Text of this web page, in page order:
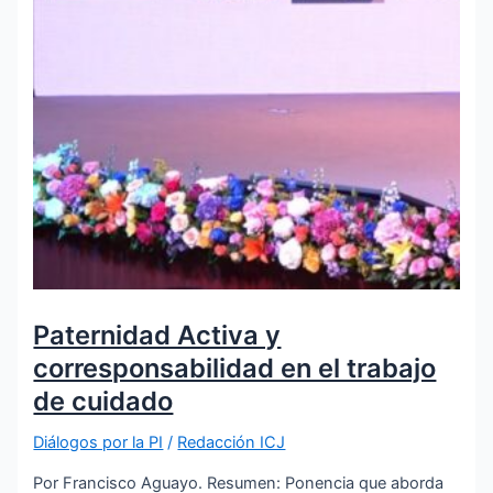
Paternidad Activa y
corresponsabilidad en el trabajo
de cuidado
Diálogos por la PI / Redacción ICJ
Por Francisco Aguayo. Resumen: Ponencia que aborda